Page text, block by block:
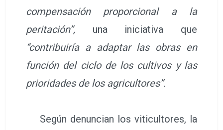
compensación proporcional a la
peritación”, una iniciativa que
“contribuiría a adaptar las obras en
función del ciclo de los cultivos y las
prioridades de los agricultores”.
Según denuncian los viticultores, la